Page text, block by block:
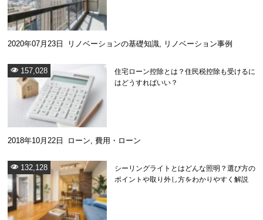
2020年07月23日 リノベーションの基礎知識, リノベーション事例
住宅ローン控除とは？住民税控除も受けるに
はどうすればいい？
157,028
2018年10月22日 ローン 費用・ローン
シーリングライトとはどんな照明？選び方の
ポイントや取り外し方をわかりやすく解説
132,128